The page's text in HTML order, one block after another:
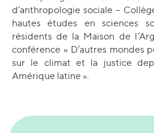
d’anthropologie sociale –
hautes études en sciences
résidents de la Maison de
conférence « D’autres mondes
sur le climat et la justice
Amérique latine ».